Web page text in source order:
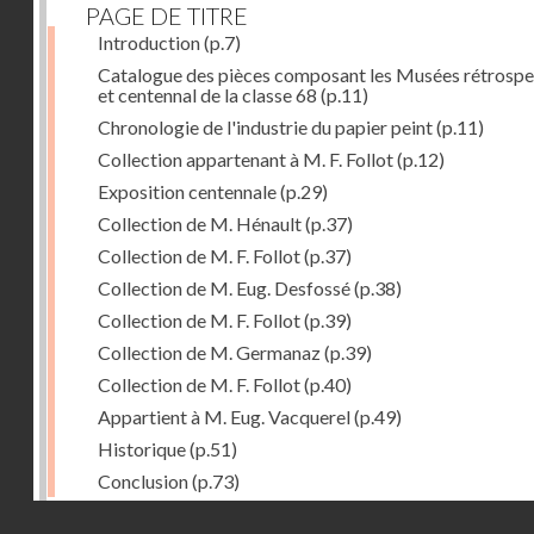
PAGE DE TITRE
Introduction(p.7)
Catalogue des pièces composant les Musées
et centennal de la classe 68 (p.11)
Chronologie de l'industrie du papier peint(p.11)
Collection appartenant à M. F. Follot(p.12)
Exposition centennale(p.29)
Collection de M. Hénault(p.37)
Collection de M. F. Follot(p.37)
Collection de M. Eug. Desfossé(p.38)
Collection de M. F. Follot(p.39)
Collection de M. Germanaz(p.39)
Collection de M. F. Follot(p.40)
Appartient à M. Eug. Vacquerel(p.49)
Historique(p.51)
Conclusion(p.73)